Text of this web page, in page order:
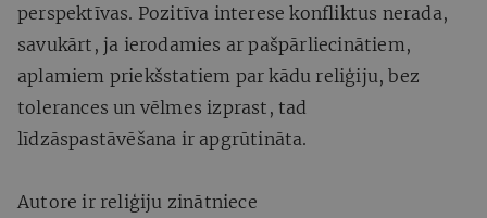
perspektīvas. Pozitīva interese konfliktus nerada,
savukārt, ja ierodamies ar pašpārliecinātiem,
aplamiem priekšstatiem par kādu reliģiju, bez
tolerances un vēlmes izprast, tad
līdzāspastāvēšana ir apgrūtināta.
Autore ir reliģiju zinātniece